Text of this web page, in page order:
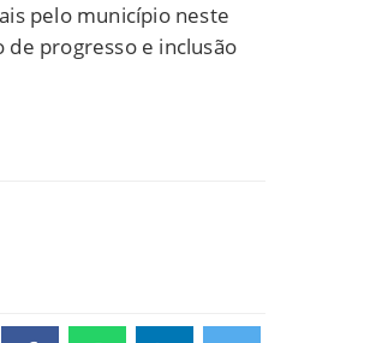
pelo município neste
progresso e inclusão